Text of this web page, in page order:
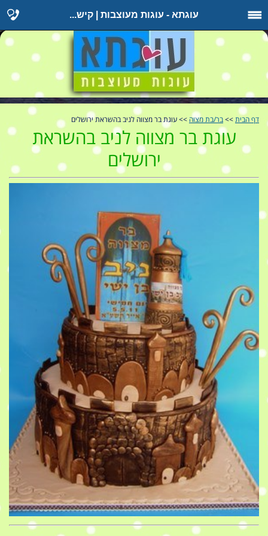
עוגתא - עוגות מעוצבות | קיש...
דף הבית >> בר/בת מצוה >> עוגת בר מצווה לניב בהשראת ירושלים
עוגת בר מצווה לניב בהשראת
ירושלים